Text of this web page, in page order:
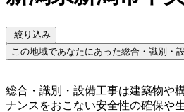
絞り込み
この地域であなたにあった総合・識別・
総合・識別・設備工事は建築物や
ナンスをおこない安全性の確保や